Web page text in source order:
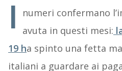
I
numeri confermano
avuta in questi mesi:
19 ha spinto una fetta
italiani a guardare ai